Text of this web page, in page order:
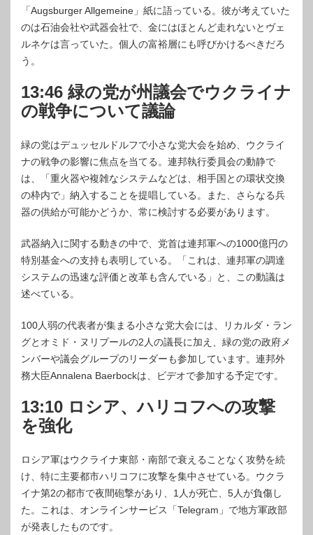
「Augsburger Allgemeine」紙に語っている。彼が考えていた
のは石油会社や武器会社で、金にはほとんど走れないとヴェ
ルネケは言っていた。個人の富裕層にも呼びかけるべきだろ
う。
13:46 緑の党が州議会でウクライナ
の戦争について議論
緑の党はデュッセルドルフで小さな党大会を始め、ウクライ
ナの戦争の影響に焦点を当てる。連邦執行委員会の動静で
は、「重火器や複雑なシステムなどは、相手国との環状交換
の枠内で」納入することを提唱している。また、さらなる兵
器の供給が可能かどうか、常に検討する必要があります。
武器納入に関する動きの中で、党首は連邦軍への1000億円の
特別基金への支持も表明している。「これは、連邦軍の調達
システムの迅速な評価と改革も含んでいる」と、この動議は
述べている。
100人弱の代表者が集まる小さな党大会には、リカルダ・ラン
グとオミド・ヌリプールの2人の議長に加え、緑の党の政府メ
ンバーや議会グループのリーダーも参加しています。連邦外
務大臣Annalena Baerbockは、ビデオで参加する予定です。
13:10 ロシア、ハリコフへの攻撃
を強化
ロシア軍はウクライナ東部・南部で衰えることなく攻勢を続
け、特に主要都市ハリコフに攻撃を集中させている。ウクラ
イナ第2の都市で夜間砲撃があり、1人が死亡、5人が負傷し
た。これは、オンラインサービス「Telegram」で地方軍政部
が発表したものです。